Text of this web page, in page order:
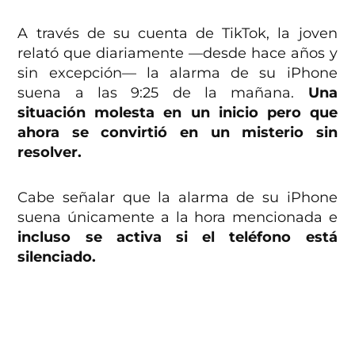
A través de su cuenta de TikTok, la joven
relató que diariamente —desde hace años y
sin excepción— la alarma de su iPhone
suena a las 9:25 de la mañana. Una
situación molesta en un inicio pero que
ahora se convirtió en un misterio sin
resolver.
Cabe señalar que la alarma de su iPhone
suena únicamente a la hora mencionada e
incluso se activa si el teléfono está
silenciado.